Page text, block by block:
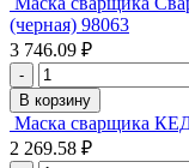
(черная) 98063
3 746.09 ₽
-
В корзину
Маска сварщика
2 269.58 ₽